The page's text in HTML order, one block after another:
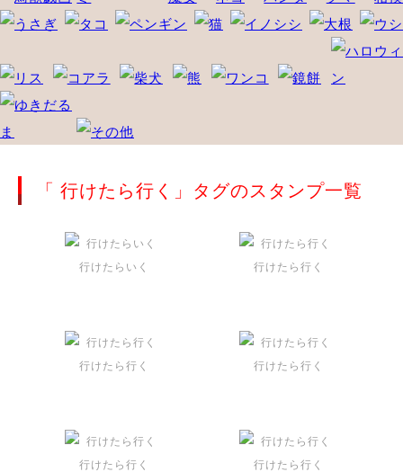
悲しい
だるい 衝撃 まったり
暇
るんるん ファイト
焦る
向かってます
じー
「 行けたら行く」タグのスタンプ一覧
行けたらいく 行けたら行く
行けたら行く 行けたら行く
行けたら行く 行けたら行く